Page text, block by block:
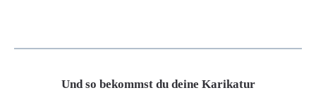
Und so bekommst du deine Karikatur